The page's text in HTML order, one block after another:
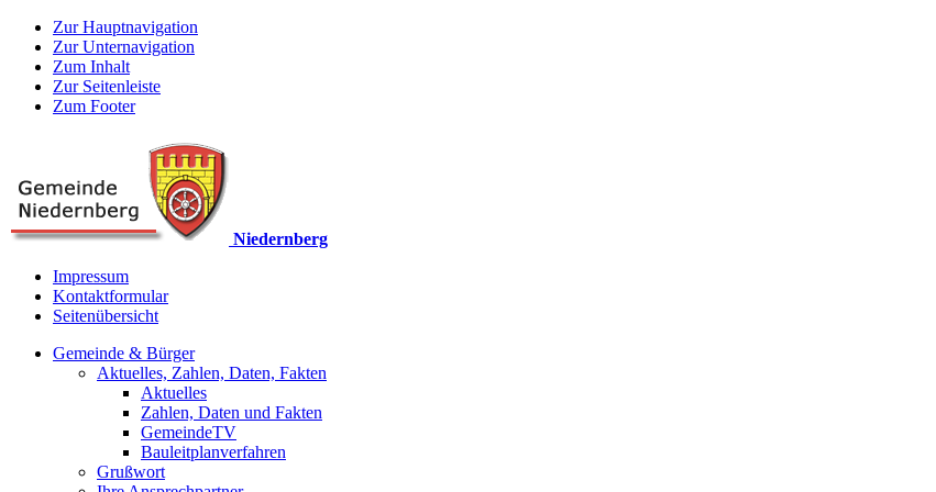
Zur Hauptnavigation
Zur Unternavigation
Zum Inhalt
Zur Seitenleiste
Zum Footer
Niedernberg
Impressum
Kontaktformular
Seitenübersicht
Gemeinde & Bürger
Aktuelles, Zahlen, Daten, Fakten
Aktuelles
Zahlen, Daten und Fakten
GemeindeTV
Bauleitplanverfahren
Grußwort